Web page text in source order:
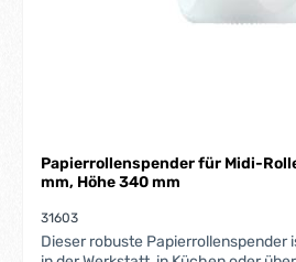
Papierrollenspender für Midi-
mm, Höhe 340 mm
31603
Dieser robuste Papierrollenspender